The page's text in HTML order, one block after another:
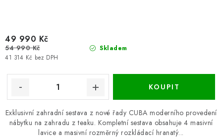
Skladem
41 314 Kč bez DPH
49 990 Kč
54 990 Kč
Exklusivní zahradní sestava z nové řady CUBA moderního provedení
nábytku na zahradu z teaku. Kompletní sestava obsahuje 4 masivní
lavice a masivní rozměrný rozkládací hranatý...